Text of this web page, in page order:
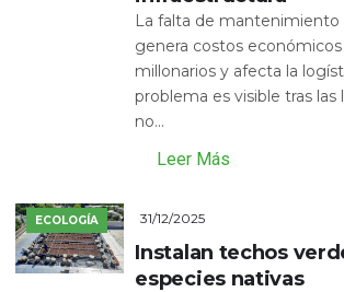
La falta de mantenimiento
genera costos económicos
millonarios y afecta la
problema es visible tras las
no...
Leer Más
ECOLOGÍA 31/12/2025
Instalan techos
especies nativas